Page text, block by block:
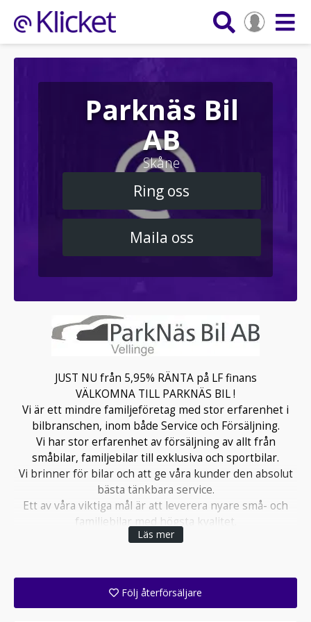
Parknäs Bil
AB
Skåne
Ring oss
Maila oss
JUST NU från 5,95% RÄNTA på LF finans
VÄLKOMNA TILL PARKNÄS BIL !
Vi är ett mindre familjeföretag med stor erfarenhet i
bilbranschen, inom både Service och Försäljning.
Vi har stor erfarenhet av försäljning av allt från
småbilar, familjebilar till exklusiva och sportbilar.
Vi brinner för bilar och att ge våra kunder den absolut
bästa tänkbara service.
Ett av våra viktiga mål är att leverera nyare små- och
familjebilar med högsta kvalitet.
Våren 2013 sålde vi vårt större bilföretag med
Fiat.
Nu satsar vi på ett mindre mer personligt företag i vår
Läs mer
Följ återförsäljare